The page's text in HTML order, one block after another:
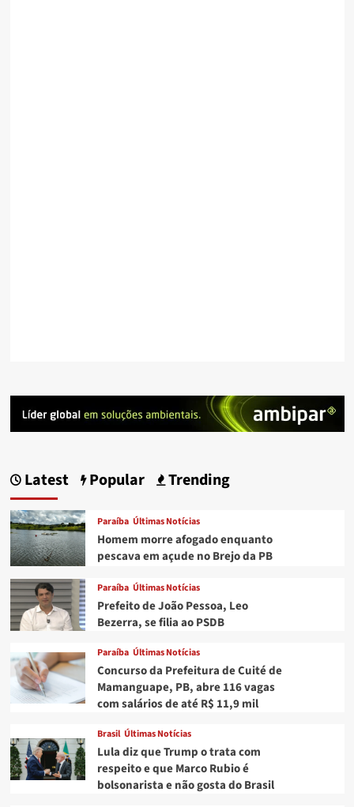
Latest Popular Trending
Paraíba Últimas Notícias
Homem morre afogado enquanto
pescava em açude no Brejo da PB
Paraíba Últimas Notícias
Prefeito de João Pessoa, Leo
Bezerra, se filia ao PSDB
Paraíba Últimas Notícias
Concurso da Prefeitura de Cuité de
Mamanguape, PB, abre 116 vagas
com salários de até R$ 11,9 mil
Brasil Últimas Notícias
Lula diz que Trump o trata com
respeito e que Marco Rubio é
bolsonarista e não gosta do Brasil